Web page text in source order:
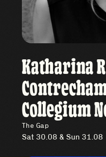
Katharina
Collegium
The Gap
Sat 30.08 & Sun 31.08